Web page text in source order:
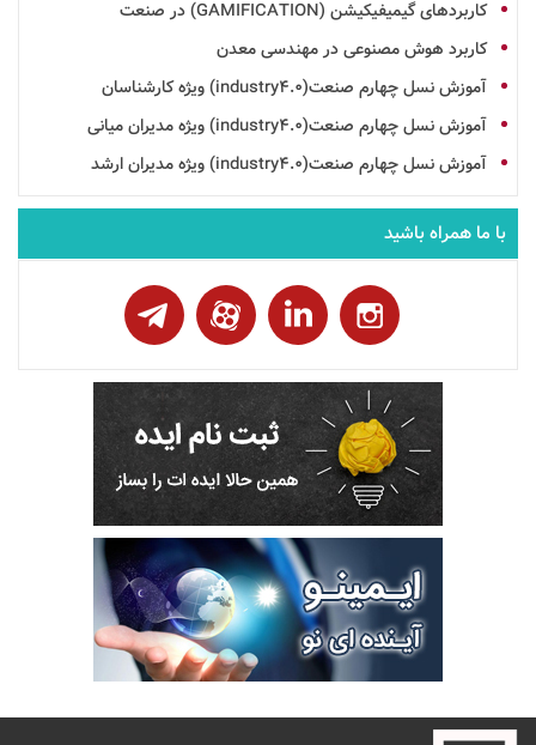
کاربردهای گیمیفیکیشن (GAMIFICATION) در صنعت
کاربرد هوش مصنوعی در مهندسی معدن
آموزش نسل چهارم صنعت(industry4.0) ویژه کارشناسان
آموزش نسل چهارم صنعت(industry4.0) ویژه مدیران میانی
آموزش نسل چهارم صنعت(industry4.0) ویژه مدیران ارشد
با ما همراه باشید